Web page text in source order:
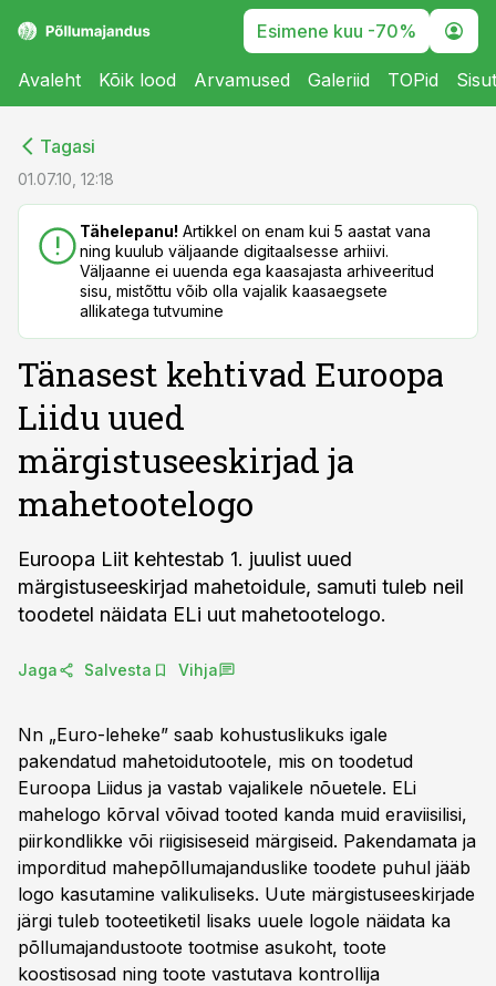
Esimene kuu -70%
Avaleht Kõik lood Arvamused Galeriid TOPid
Tagasi
01.07.10, 12:18
Tähelepanu! Artikkel on enam kui 5 aastat vana
ning kuulub väljaande digitaalsesse arhiivi.
Väljaanne ei uuenda ega kaasajasta arhiveeritud
sisu, mistõttu võib olla vajalik kaasaegsete
allikatega tutvumine
Tänasest kehtivad Euroopa
Liidu uued
märgistuseeskirjad ja
mahetootelogo
Euroopa Liit kehtestab 1. juulist uued
märgistuseeskirjad mahetoidule, samuti tuleb neil
toodetel näidata ELi uut mahetootelogo.
Jaga Salvesta Vihja
Nn „Euro-leheke” saab kohustuslikuks igale
pakendatud mahetoidutootele, mis on toodetud
Euroopa Liidus ja vastab vajalikele nõuetele. ELi
mahelogo kõrval võivad tooted kanda muid eraviisilisi,
piirkondlikke või riigisiseseid märgiseid. Pakendamata ja
imporditud mahepõllumajanduslike toodete puhul jääb
logo kasutamine valikuliseks. Uute märgistuseeskirjade
järgi tuleb tooteetiketil lisaks uuele logole näidata ka
põllumajandustoote tootmise asukoht, toote
koostisosad ning toote vastutava kontrollija